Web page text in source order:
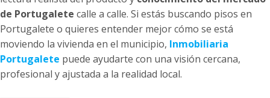
de Portugalete calle a calle. Si estás buscando pisos en
Portugalete o quieres entender mejor cómo se está
moviendo la vivienda en el municipio, Inmobiliaria
Portugalete puede ayudarte con una visión cercana,
profesional y ajustada a la realidad local.